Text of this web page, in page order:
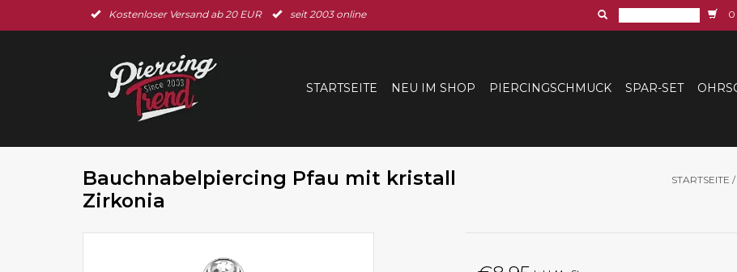
Kostenloser Versand ab 20 EUR seit 2003 online
STARTSEITE NEU IM SHOP PIERCINGSCHMUCK SPAR-SET
Bauchnabelpiercing Pfau mit kristall
Zirkonia
STARTSEITE /